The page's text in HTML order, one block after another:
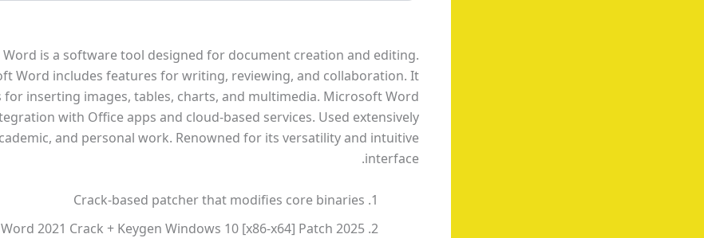
is a software tool designed for document creation and editing.
Word includes features for writing, reviewing, and collaboration. It
inserting images, tables, charts, and multimedia. Microsoft Word
with Office apps and cloud-based services. Used extensively
and personal work. Renowned for its versatility and intuitive
interface.
Crack-based patcher that modifies core binaries
2021 Crack + Keygen Windows 10 [x86-x64] Patch 2025